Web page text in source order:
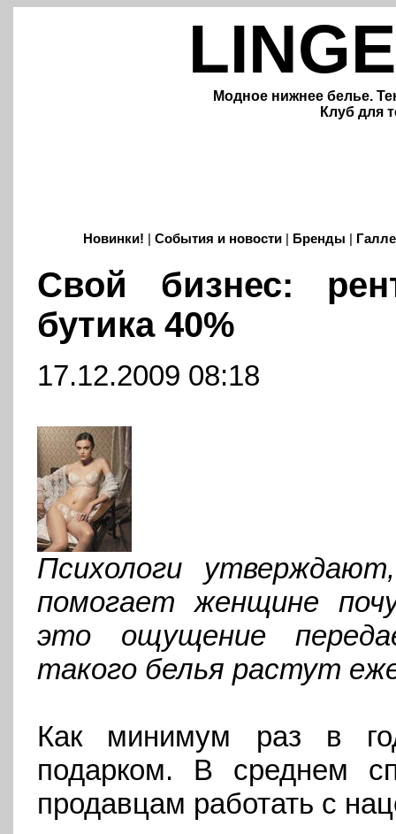
Модное нижнее белье.
Клуб для
Новинки! События и новости| Бренды
Свой бизнес:
бутика 40%
17.12.2009 08:18
Психологи
помогает женщине
это ощущение
такого белья растут
Как минимум раз в
подарком. В среднем
продавцам работать с